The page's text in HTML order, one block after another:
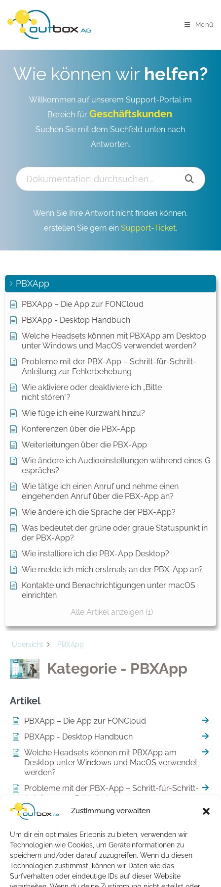
Zustimmung verwalten
Um dir ein optimales Erlebnis zu bieten, verwenden wir
Technologien wie Cookies, um Geräteinformationen zu
speichern und/oder darauf zuzugreifen. Wenn du diesen
Technologien zustimmst, können wir Daten wie das
Surfverhalten oder eindeutige IDs auf dieser Website
Menü
Wie können wir helfen?
Willkommen auf unserem Support-Portal im
Bereich für Geschäftskunden.
Suchen Sie mit dem Suchfeld unten nach
Antworten.
Wenn Sie Ihre Antwort nicht finden können,
erstellen Sie gern ein Support-Ticket.
PBXApp
PBXApp – Die App zur FONCloud
PBXApp - Desktop Handbuch
Welche Headsets können mit PBXApp am Desktop
unter Windows und MacOS verwendet werden?
Probleme mit der PBX-App – Schritt-für-Schritt-
Anleitung zur Fehlerbehebung
Wie aktiviere oder deaktiviere ich „Bitte
nicht stören“?
Wie füge ich eine Kurzwahl hinzu?
Konferenzen über die PBX-App
Weiterleitungen über die PBX-App
Wie ändere ich Audioeinstellungen während eines G
esprächs?
Wie tätige ich einen Anruf und nehme einen
eingehenden Anruf über die PBX-App an?
Wie ändere ich die Sprache der PBX-App?
Was bedeutet der grüne oder graue Statuspunkt in
der PBX-App?
Wie installiere ich die PBX-App Desktop?
Wie melde ich mich erstmals an der PBX-App an?
Kontakte und Benachrichtigungen unter macOS
einrichten
Alle Artikel anzeigen (1)
Übersicht PBXApp
Kategorie - PBXApp
Artikel
PBXApp – Die App zur FONCloud
PBXApp - Desktop Handbuch
Welche Headsets können mit PBXApp am
Desktop unter Windows und MacOS verwendet
werden?
Probleme mit der PBX-App – Schritt-für-Schritt-
Anleitung zur Fehlerbehebung
Wie aktiviere oder deaktiviere ich „Bitte
Wie füge ich eine Kurzwahl hinzu?
Konferenzen über die PBX-App
Weiterleitungen über die PBX-App